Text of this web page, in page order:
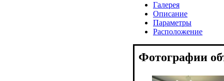
Галерея
Описание
Параметры
Расположение
Фотографии